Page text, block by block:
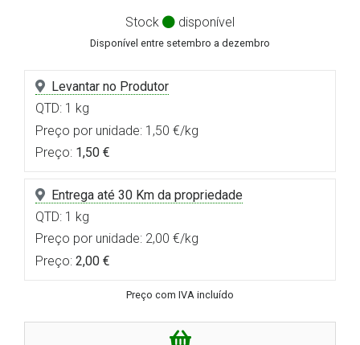
Stock disponível
Disponível entre setembro a dezembro
Levantar no Produtor
QTD: 1 kg
Preço por unidade: 1,50 €/kg
Preço: 1,50 €
Entrega até 30 Km da propriedade
QTD: 1 kg
Preço por unidade: 2,00 €/kg
Preço: 2,00 €
Preço com IVA incluído